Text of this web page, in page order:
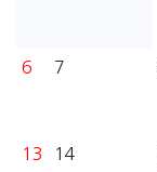
6 7
13 14